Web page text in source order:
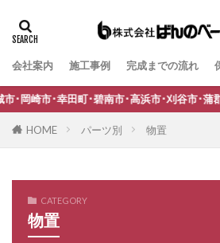
会社案内 施工事例 完成までの流れ
ワークショップ
三協アルミ
三協アルミ コレット
三協ア
三協アルミ ステイム
三協アルミ ニュータウンリード
三協アルミ ファノーバ2
三協
三協アルミ フォーグ
三協アルミ フレムスLight
南市･高浜市･刈谷市･蒲郡市)の外構工事施
HOME パーツ別 物置
CATEGORY
物置
タグ
B-Life.s Bウッドスタイル
B-
B-Life.s ロートアイアンサイン
Dea'sGarden アルモ
Dea'sGarden カンナミニ